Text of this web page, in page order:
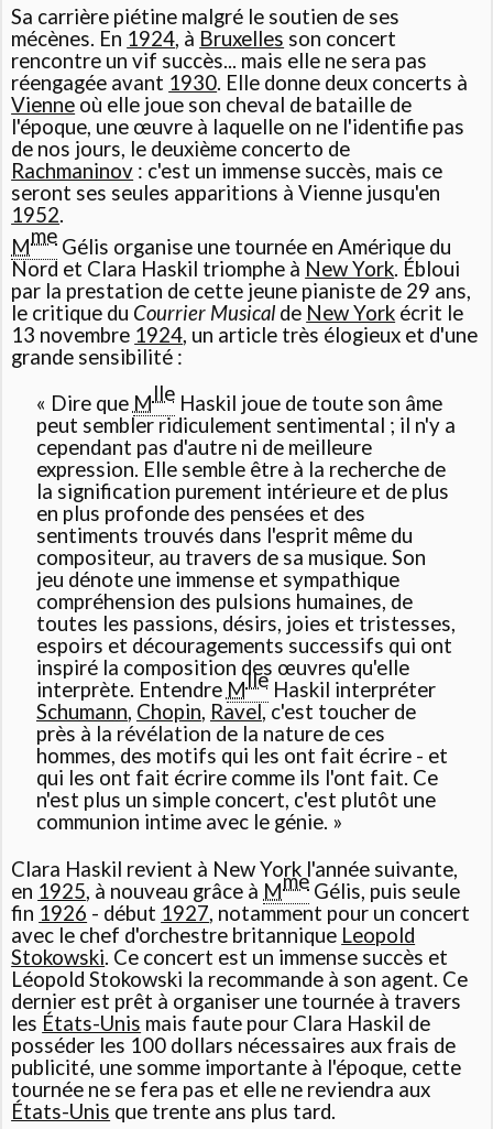
Sa carrière piétine malgré le soutien de ses
mécènes. En 1924, à Bruxelles son concert
rencontre un vif succès... mais elle ne sera pas
réengagée avant 1930. Elle donne deux concerts à
Vienne où elle joue son cheval de bataille de
l'époque, une œuvre à laquelle on ne l'identifie pas
de nos jours, le deuxième concerto de
Rachmaninov : c'est un immense succès, mais ce
seront ses seules apparitions à Vienne jusqu'en
1952.
Mme Gélis organise une tournée en Amérique du
Nord et Clara Haskil triomphe à New York. Ébloui
par la prestation de cette jeune pianiste de 29 ans,
le critique du Courrier Musical de New York écrit le
13 novembre 1924, un article très élogieux et d'une
grande sensibilité :
« Dire que MlleHaskil joue de toute son âme
peut sembler ridiculement sentimental ; il n'y a
cependant pas d'autre ni de meilleure
expression. Elle semble être à la recherche de
la signification purement intérieure et de plus
en plus profonde des pensées et des
sentiments trouvés dans l'esprit même du
compositeur, au travers de sa musique. Son
jeu dénote une immense et sympathique
compréhension des pulsions humaines, de
toutes les passions, désirs, joies et tristesses,
espoirs et découragements successifs qui ont
inspiré la composition des œuvres qu'elle
interprète. Entendre MlleHaskil interpréter
Schumann, Chopin, Ravel, c'est toucher de
près à la révélation de la nature de ces
hommes, des motifs qui les ont fait écrire - et
qui les ont fait écrire comme ils l'ont fait. Ce
n'est plus un simple concert, c'est plutôt une
communion intime avec le génie. »
Clara Haskil revient à New York l'année suivante,
en 1925, à nouveau grâce à Mme Gélis, puis seule
fin 1926 - début 1927, notamment pour un concert
avec le chef d'orchestre britannique Leopold
Stokowski. Ce concert est un immense succès et
Léopold Stokowski la recommande à son agent. Ce
dernier est prêt à organiser une tournée à travers
les États-Unis mais faute pour Clara Haskil de
posséder les 100 dollars nécessaires aux frais de
publicité, une somme importante à l'époque, cette
tournée ne se fera pas et elle ne reviendra aux
États-Unis que trente ans plus tard.